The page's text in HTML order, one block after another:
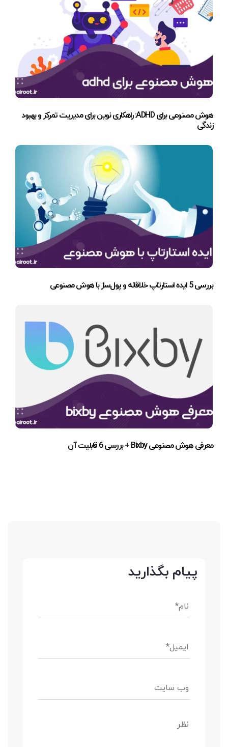
هوش مصنوعی برای ADHD: راهکاری نوین برای مدیریت تمرکز و بهبود
زندگی
بررسی 5 ایده استارتاپ خلاقانه و پول‌ساز با هوش مصنوعی
معرفی هوش مصنوعی Bixby + بررسی 6 قابلیت آن
پیام بگذارید